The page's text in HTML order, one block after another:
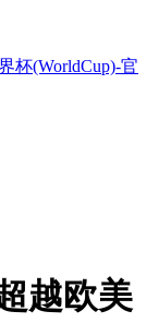
杯(WorldCup)-官
越欧美